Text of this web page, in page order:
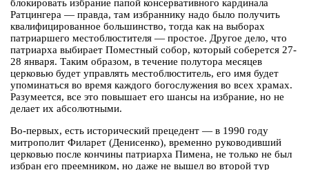
блокировать избрание папой консервативного кардинала
Ратцингера — правда, там избраннику надо было получить
квалифицированное большинство, тогда как на выборах
патриаршего местоблюстителя — простое. Другое дело, что
патриарха выбирает Поместный собор, который соберется 27-
28 января. Таким образом, в течение полутора месяцев
церковью будет управлять местоблюститель, его имя будет
упоминаться во время каждого богослужения во всех храмах.
Разумеется, все это повышает его шансы на избрание, но не
делает их абсолютными.
Во-первых, есть исторический прецедент — в 1990 году
митрополит Филарет (Денисенко), временно руководивший
церковью после кончины патриарха Пимена, не только не был
избран его преемником, но даже не вышел во второй тур